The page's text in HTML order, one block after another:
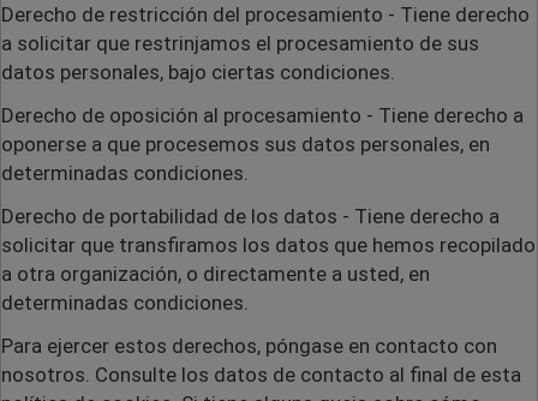
Derecho de restricción del procesamiento - Tiene derecho
a solicitar que restrinjamos el procesamiento de sus
datos personales, bajo ciertas condiciones.
Derecho de oposición al procesamiento - Tiene derecho a
oponerse a que procesemos sus datos personales, en
determinadas condiciones.
Derecho de portabilidad de los datos - Tiene derecho a
solicitar que transfiramos los datos que hemos recopilado
a otra organización, o directamente a usted, en
determinadas condiciones.
Para ejercer estos derechos, póngase en contacto con
nosotros. Consulte los datos de contacto al final de esta